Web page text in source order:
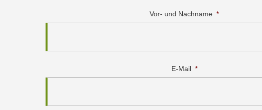
Vor- und Nachname *
E-Mail *